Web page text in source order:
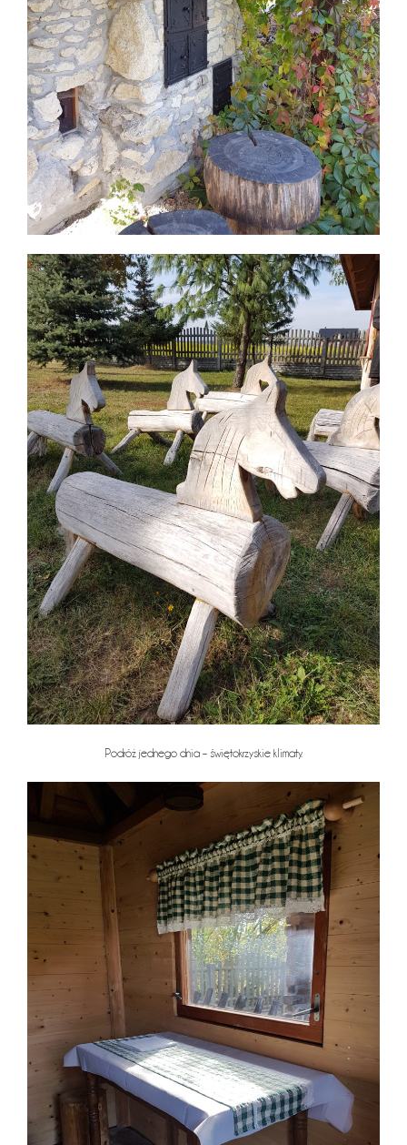
Podróż jednego dnia – świętokrzyskie klimaty.